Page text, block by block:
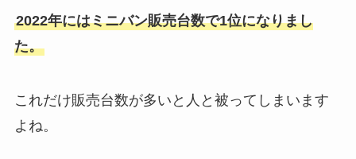
2022年にはミニバン販売台数で1位になりまし
た。
これだけ販売台数が多いと人と被ってしまいます
よね。